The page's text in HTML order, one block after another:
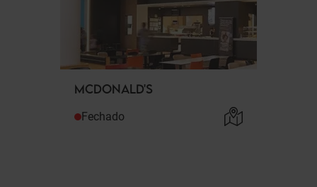
MCDONALD'S
Fechado